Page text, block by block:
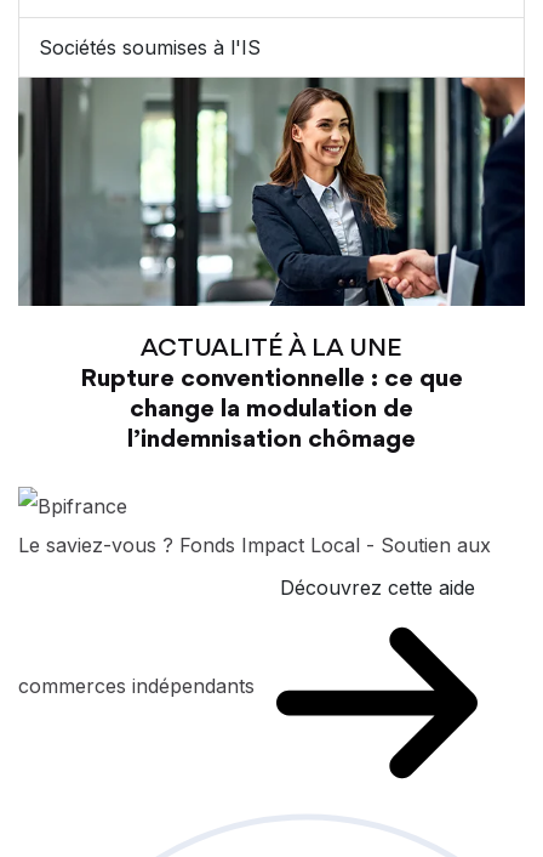
Sociétés soumises à l'IS
ACTUALITÉ À LA UNE
Rupture conventionnelle : ce que
change la modulation de
l’indemnisation chômage
Le saviez-vous ? Fonds Impact Local - Soutien aux
commerces indépendants
Découvrez cette aide